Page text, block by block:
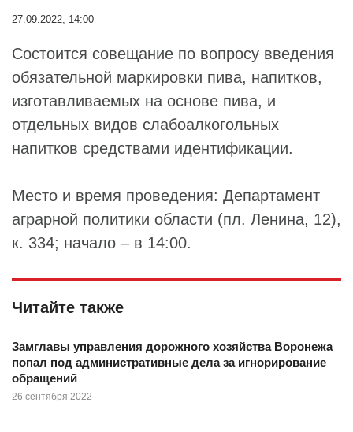
27.09.2022, 14:00
Состоится совещание по вопросу введения
обязательной маркировки пива, напитков,
изготавливаемых на основе пива, и
отдельных видов слабоалкогольных
напитков средствами идентификации.
Место и время проведения: Департамент
аграрной политики области (пл. Ленина, 12),
к. 334; начало – в 14:00.
Читайте также
Замглавы управления дорожного хозяйства Воронежа
попал под административные дела за игнорирование
обращений
26 сентября 2022